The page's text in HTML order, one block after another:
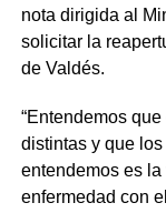
nota dirigida al
solicitar la
de Valdés.
“Entendemosque
distintas y que
entendemos es la
enfermedad con